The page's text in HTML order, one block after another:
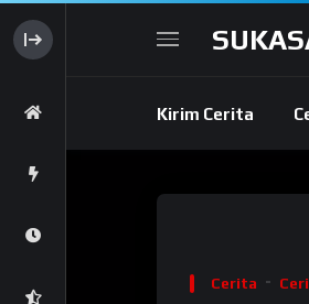
Kirim Cerita
Cerita